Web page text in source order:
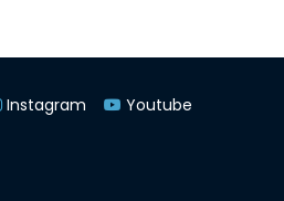
Instagram Youtube